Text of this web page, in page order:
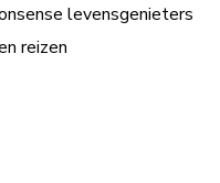
levensgenieters
reizen